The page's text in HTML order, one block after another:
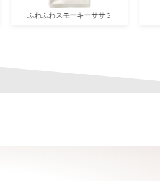
ふわふわスモーキーササミ